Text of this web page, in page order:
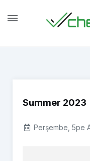
Duyurular
Summer 2023
Perşembe, 5pe